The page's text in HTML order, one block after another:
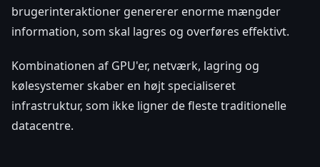
brugerinteraktioner genererer enorme mængder
information, som skal lagres og overføres effektivt.
Kombinationen af GPU'er, netværk, lagring og
kølesystemer skaber en højt specialiseret
infrastruktur, som ikke ligner de fleste traditionelle
datacentre.